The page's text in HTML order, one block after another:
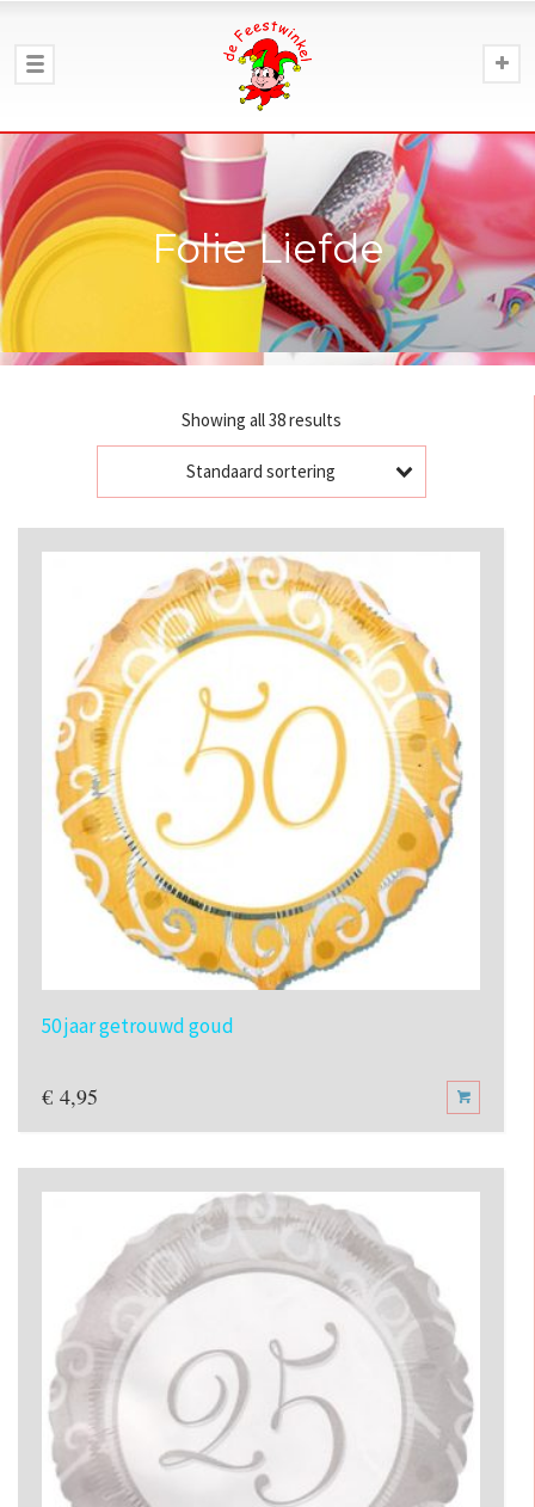
Folie Liefde
Showing all 38 results
Standaard sortering
50 jaar getrouwd goud
€ 4,95